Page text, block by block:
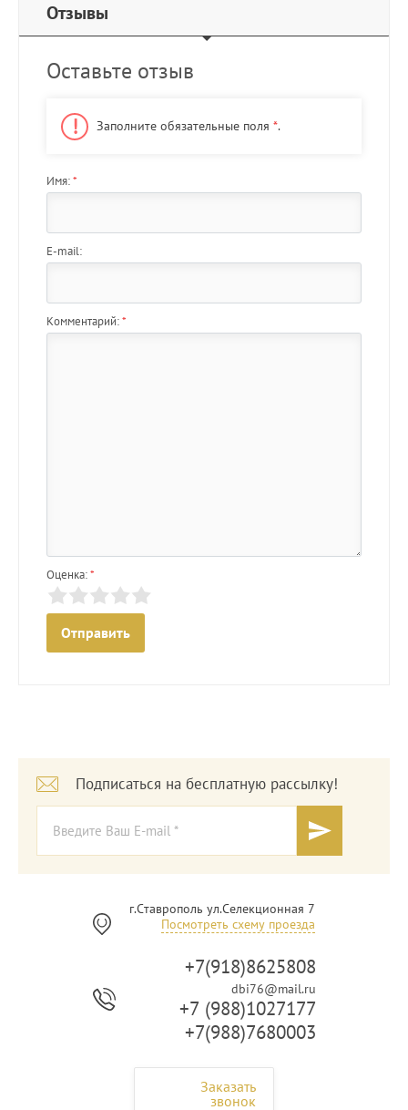
Отзывы
Оставьте отзыв
Заполните обязательные поля *.
Имя:*
E-mail:
Комментарий:*
Оценка:*
Подписаться на бесплатную рассылку!
г.Ставрополь ул.Селекционная 7
Посмотреть схему проезда
+7(918)8625808
dbi76@mail.ru
+7 (988)1027177
+7(988)7680003
Заказать
звонок